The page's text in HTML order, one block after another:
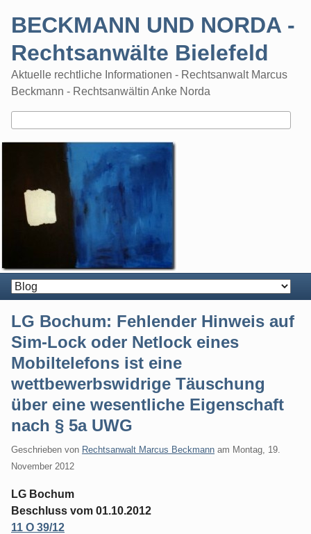
BECKMANN UND NORDA -
Rechtsanwälte Bielefeld
Aktuelle rechtliche Informationen - Rechtsanwalt Marcus
Beckmann - Rechtsanwältin Anke Norda
LG Bochum: Fehlender Hinweis auf
Sim-Lock oder Netlock eines
Mobiltelefons ist eine
wettbewerbswidrige Täuschung
über eine wesentliche Eigenschaft
nach § 5a UWG
Geschrieben von Rechtsanwalt Marcus Beckmann am Montag, 19.
November 2012
LG Bochum
Beschluss vom 01.10.2012
11 O 39/12